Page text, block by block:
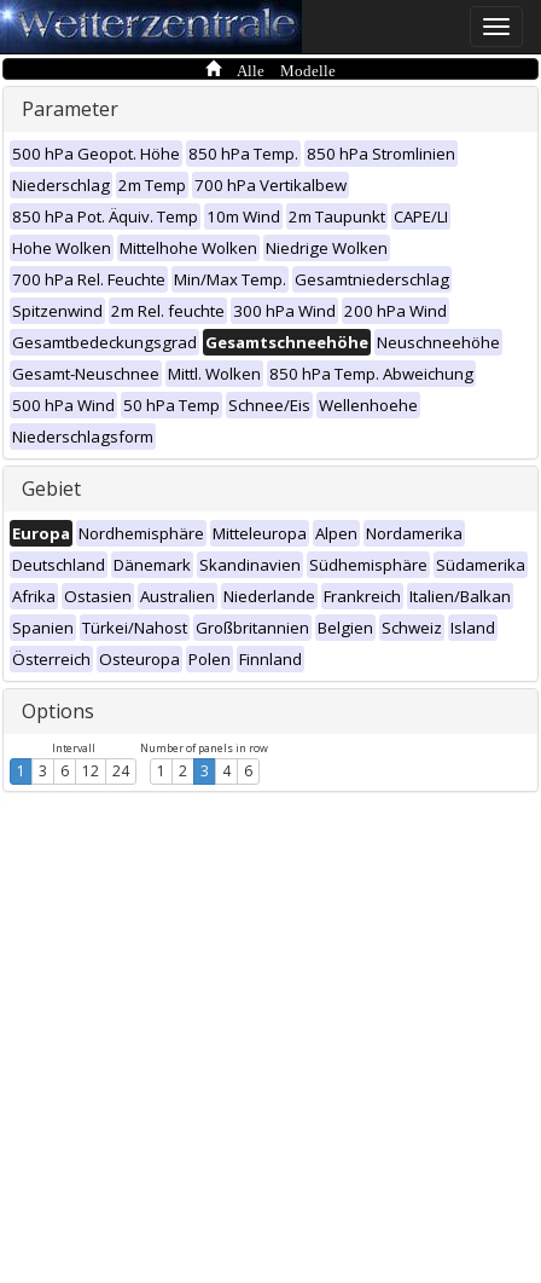
Toggle
Alle Modelle
Parameter
500 hPa Geopot. Höhe 850 hPa Temp. 850 hPa Stromlinien
Niederschlag 2m Temp 700 hPa Vertikalbew
850 hPa Pot. Äquiv. Temp 10m Wind 2m Taupunkt CAPE/LI
Hohe Wolken Mittelhohe Wolken Niedrige Wolken
700 hPa Rel. Feuchte Min/Max Temp. Gesamtniederschlag
Spitzenwind 2m Rel. feuchte 300 hPa Wind 200 hPa Wind
Gesamtbedeckungsgrad Gesamtschneehöhe Neuschneehöhe
Gesamt-Neuschnee Mittl. Wolken 850 hPa Temp. Abweichung
500 hPa Wind 50 hPa Temp Schnee/Eis Wellenhoehe
Niederschlagsform
Gebiet
Europa Nordhemisphäre Mitteleuropa Alpen Nordamerika
Deutschland Dänemark Skandinavien Südhemisphäre Südamerika
Afrika Ostasien Australien Niederlande Frankreich Italien/Balkan
Spanien Türkei/Nahost Großbritannien Belgien Schweiz Island
Österreich Osteuropa Polen Finnland
Options
Intervall
1 3 6 12 24
Number of panels in row
1 2 3 4 6